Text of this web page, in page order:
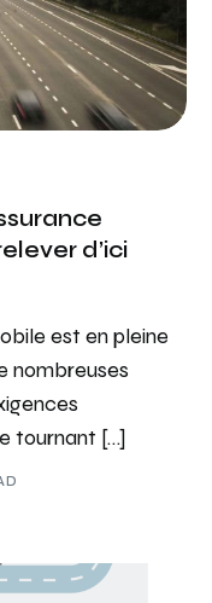
d’ici
est en pleine
nombreuses
tournant […]